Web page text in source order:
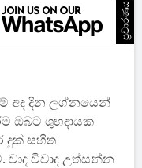
ප්‍රචාරණය
අද දින ලග්නයෙන්
ඔබට ශුභදායක
දුක් සහිත
විවාද උත්සන්න